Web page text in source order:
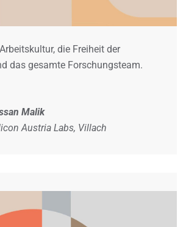
die Freiheit der
das gesamte Forschungsteam.
Malik
Austria Labs, Villach